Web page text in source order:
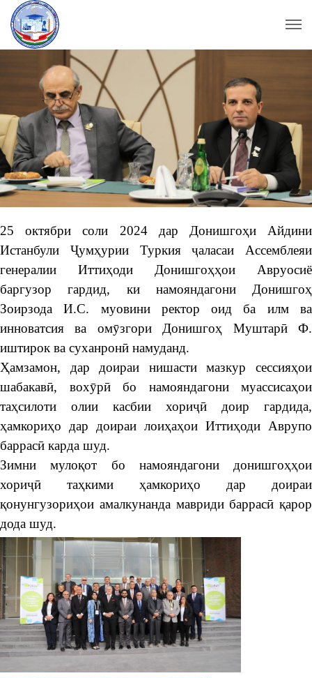
25 октябри соли 2024 дар Донишгоҳи Айдини
Истанбули Ҷумҳурии Туркия ҷаласаи Ассемблеяи
генералии Иттиҳоди Донишгоҳҳои Авруосиё
баргузор гардид, ки намояндагони Донишгоҳ
Зоирзода И.С. муовини ректор оид ба илм ва
инноватсия ва омӯзгори Донишгоҳ Муштарӣ Ф.
иштирок ва суханронӣ намуданд.
Ҳамзамон, дар доираи нишасти мазкур сессияҳои
шабакавӣ, вохӯрӣ бо намояндагони муассисаҳои
таҳсилоти олии касбии хориҷӣ доир гардида,
ҳамкориҳо дар доираи лоиҳаҳои Иттиҳоди Аврупо
баррасӣ карда шуд.
Зимни мулоқот бо намояндагони донишгоҳҳои
хориҷӣ таҳкими ҳамкориҳо дар доираи
қонунгузориҳои амалкунанда мавриди баррасӣ қарор
дода шуд.